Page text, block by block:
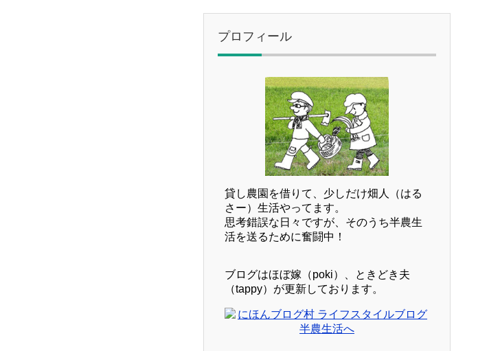
プロフィール
貸し農園を借りて、少しだけ畑人（はる
さー）生活やってます。
思考錯誤な日々ですが、そのうち半農生
活を送るために奮闘中！
ブログはほぼ嫁（poki）、ときどき夫
（tappy）が更新しております。